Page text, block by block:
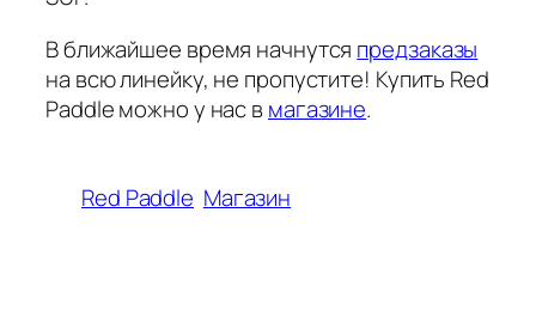
В ближайшее время начнутся предзаказы
на всю линейку, не пропустите! Купить Red
Paddle можно у нас вмагазине.
Red Paddle Магазин